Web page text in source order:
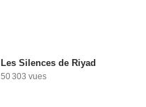
Les Silences de Riyad
50 303 vues